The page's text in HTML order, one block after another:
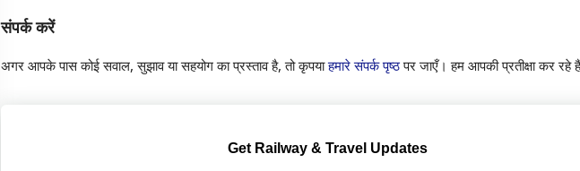
संपर्क करें
अगर आपके पास कोई सवाल, सुझाव या सहयोग का प्रस्ताव है, तो कृपयाहमारे संपर्क पृष्ठपर जाएँ। हम आपकी प्रतीक्षा कर रहे
Get Railway & Travel Updates